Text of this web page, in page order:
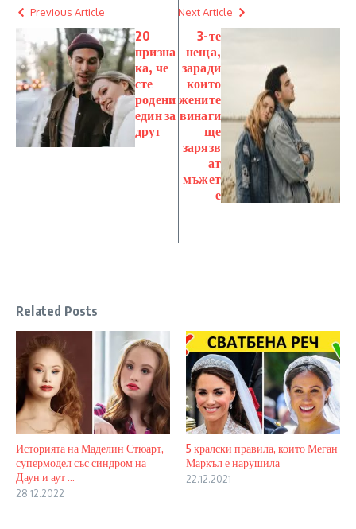
Previous Article
20
призна
ка, че
сте
родени
един за
друг
Next Article
3-те
неща,
заради
които
жените
винаги
ще
зарязв
ат
мъжет
е
Related Posts
Историята на Маделин Стюарт,
супермодел със синдром на
Даун и аут ...
28.12.2022
5 кралски правила, които Меган
Маркъл е нарушила
22.12.2021